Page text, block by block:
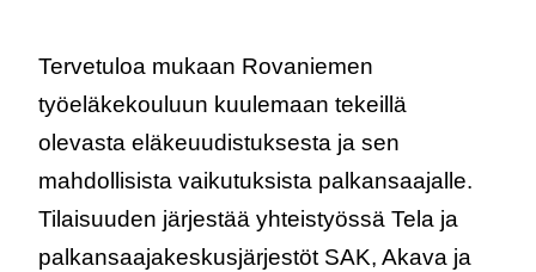
Tervetuloa mukaan Rovaniemen
työeläkekouluun kuulemaan tekeillä
olevasta eläkeuudistuksesta ja sen
mahdollisista vaikutuksista palkansaajalle.
Tilaisuuden järjestää yhteistyössä Tela ja
palkansaajakeskusjärjestöt SAK, Akava ja